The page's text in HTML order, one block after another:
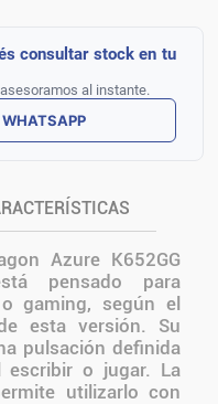
consultar stock en tu
al instante.
WHATSAPP
Azure K652GG
pensado para
gaming, según el
esta versión. Su
pulsación definida
o jugar. La
utilizarlo con